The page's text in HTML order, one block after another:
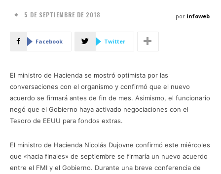
5 DE SEPTIEMBRE DE 2018 por infoweb
Facebook Twitter
El ministro de Hacienda se mostró optimista por las
conversaciones con el organismo y confirmó que el nuevo
acuerdo se firmará antes de fin de mes. Asimismo, el funcionario
negó que el Gobierno haya activado negociaciones con el
Tesoro de EEUU para fondos extras.
El ministro de Hacienda Nicolás Dujovne confirmó este miércoles
que «hacia finales» de septiembre se firmaría un nuevo acuerdo
entre el FMI y el Gobierno. Durante una breve conferencia de